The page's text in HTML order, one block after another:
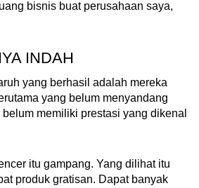
bisnis buat perusahaan saya,
INDAH
yang berhasil adalah mereka
yang belum menyandang
memiliki prestasi yang dikenal
itu gampang. Yang dilihat itu
produk gratisan. Dapat banyak